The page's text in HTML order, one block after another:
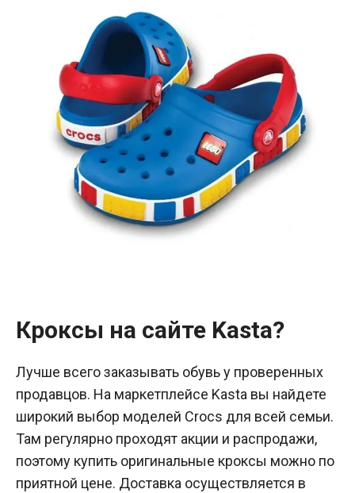
Кроксы на сайте Kasta?
Лучше всего заказывать обувь у проверенных
продавцов. На маркетплейсе Kasta вы найдете
широкий выбор моделей Crocs для всей семьи.
Там регулярно проходят акции и распродажи,
поэтому купить оригинальные кроксы можно по
приятной цене. Доставка осуществляется в